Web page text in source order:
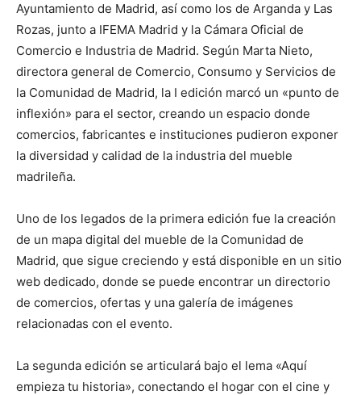
Ayuntamiento de Madrid, así como los de Arganda y Las
Rozas, junto a IFEMA Madrid y la Cámara Oficial de
Comercio e Industria de Madrid. Según Marta Nieto,
directora general de Comercio, Consumo y Servicios de
la Comunidad de Madrid, la I edición marcó un «punto de
inflexión» para el sector, creando un espacio donde
comercios, fabricantes e instituciones pudieron exponer
la diversidad y calidad de la industria del mueble
madrileña.
Uno de los legados de la primera edición fue la creación
de un mapa digital del mueble de la Comunidad de
Madrid, que sigue creciendo y está disponible en un sitio
web dedicado, donde se puede encontrar un directorio
de comercios, ofertas y una galería de imágenes
relacionadas con el evento.
La segunda edición se articulará bajo el lema «Aquí
empieza tu historia», conectando el hogar con el cine y